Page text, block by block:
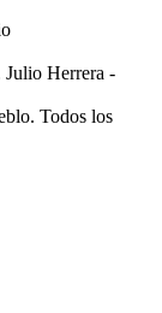
Julio Herrera -
Todos los